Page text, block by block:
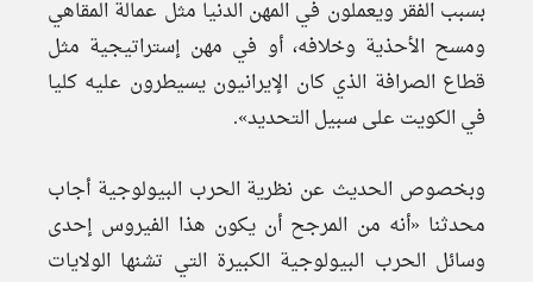
بسبب الفقر ويعملون في المهن الدنيا مثل عمالة المقاهي
ومسح الأحذية وخلافه، أو في مهن إستراتيجية مثل
قطاع الصرافة الذي كان الإيرانيون يسيطرون عليه كليا
في الكويت على سبيل التحديد».
وبخصوص الحديث عن نظرية الحرب البيولوجية أجاب
محدثنا «أنه من المرجح أن يكون هذا الفيروس إحدى
وسائل الحرب البيولوجية الكبيرة التي تشنها الولايات